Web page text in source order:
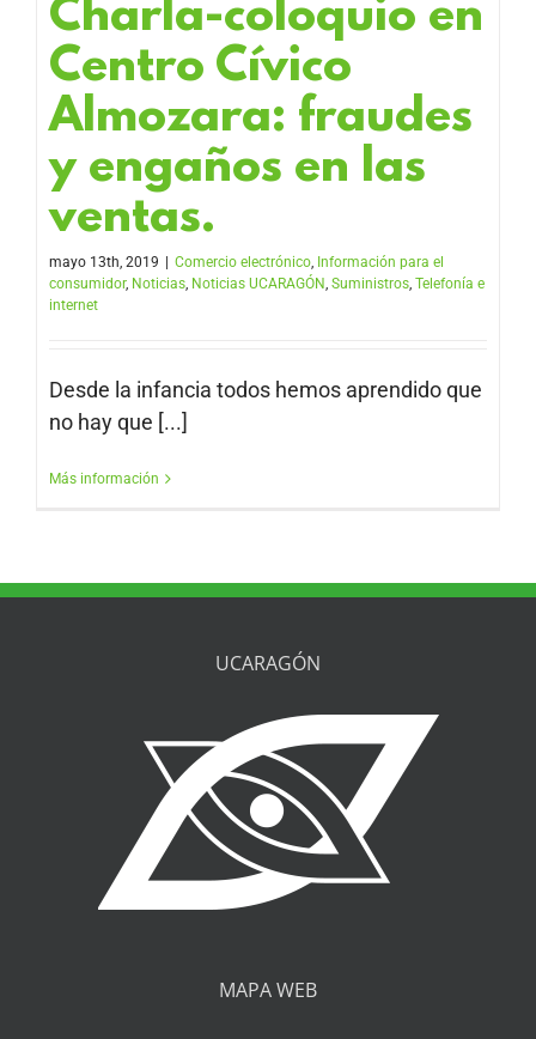
Charla-coloquio en
Centro Cívico
Almozara: fraudes
y engaños en las
ventas.
mayo 13th, 2019 | Comercio electrónico Información para el
consumidor, Noticias Noticias UCARAGÓN Suministros Telefonía e
internet
Desde la infancia todos hemos aprendido que
no hay que [...]
Más información
UCARAGÓN
MAPA WEB